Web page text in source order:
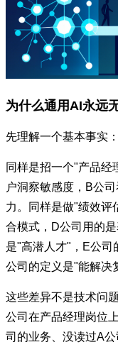
为什么通用AI永远
先理解一个基本事实
同样是招一个"产品经
户洞察敏感度，B公
力。同样是做"绩效评
合模式，D公司用的
是"高潜人才"，E公司
公司的定义是"能解决
这些差异不是技术问
公司在产品经理岗位
司的业务、没读过A